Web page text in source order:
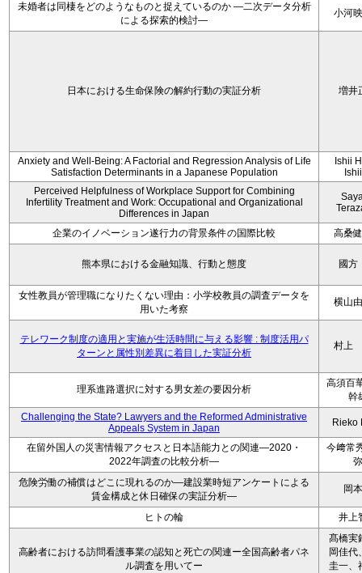
未婚者は同棲をどのようなものと捉えているのか —二次データ分析
による探索的検討—
小河
日本における生命保険の解約行動の実証分析 増井
Anxiety and Well-Being: A Factorial and Regression Analysis of Life
Satisfaction Determinants in a Japanese Population
Ishii
Perceived Helpfulness of Workplace Support for Combining
Infertility Treatment and Work: Occupational and Organizational
Differences in Japan
企業のイノベーション遂行力の背景条件の国際比較 高桑
熊本県における金融知識、行動と態度 國
女性教員が管理職になりたくない理由：小学校教員の調査データを
用いた考察
横山
テレワーク制度の適用と実施が生活時間に与える影響 : 制度活用パ
ターンと属性別差異に着目した実証分析
村上
理系進路選択に対する男女差の要因分析
高須百
幹
Challenging the State? Lawyers and the Reformed Administrative
Appeals System in Japan
Rieko
在留外国人の災害情報アクセスと日本語能力との関連―2020・
2022年調査の比較分析―
今﨑常
弥
危険労働の補償はどこに現れるのか―建設業時短アンケートによる
賃金構成と休日確保の実証分析―
岡
ヒトの輪 井上
高齢者における訪問看護事業の認知と死亡の関連ー全国高齢者パネ
ル調査を用いてー
髙橋実
岡佳代
圭一、